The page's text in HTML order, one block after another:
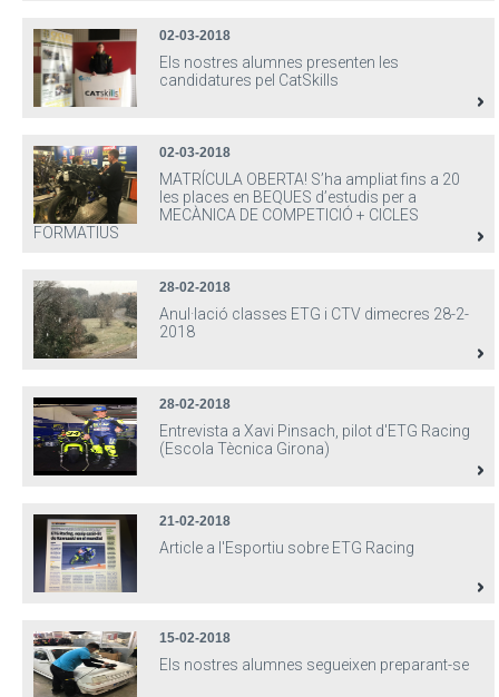
02-03-2018
Els nostres alumnes presenten les
candidatures pel CatSkills
02-03-2018
MATRÍCULA OBERTA! S’ha ampliat fins a 20
les places en BEQUES d’estudis per a
MECÀNICA DE COMPETICIÓ + CICLES
FORMATIUS
28-02-2018
Anul·lació classes ETG i CTV dimecres 28-2-
2018
28-02-2018
Entrevista a Xavi Pinsach, pilot d'ETG Racing
(Escola Tècnica Girona)
21-02-2018
Article a l'Esportiu sobre ETG Racing
15-02-2018
Els nostres alumnes segueixen preparant-se